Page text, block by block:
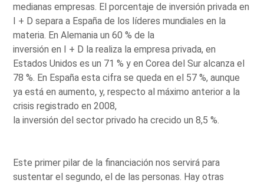
medianas empresas. El porcentaje de inversión privada en
I + D separa a España de los líderes mundiales en la
materia. En Alemania un 60 % de la
inversión en I + D la realiza la empresa privada, en
Estados Unidos es un 71 % y en Corea del Sur alcanza el
78 %. En España esta cifra se queda en el 57 %, aunque
ya está en aumento, y, respecto al máximo anterior a la
crisis registrado en 2008,
la inversión del sector privado ha crecido un 8,5 %.
Este primer pilar de la financiación nos servirá para
sustentar el segundo, el de las personas. Hay otras